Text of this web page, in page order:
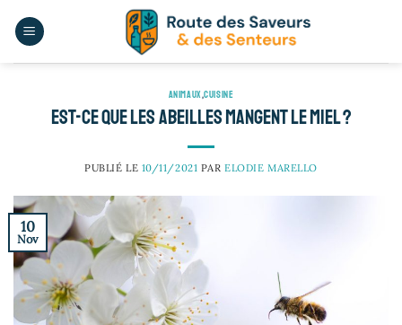
ANIMAUX,CUISINE
Est-ce que les abeilles mangent le miel ?
PUBLIÉ LE 10/11/2021 PARELODIE MARELLO
10
Nov